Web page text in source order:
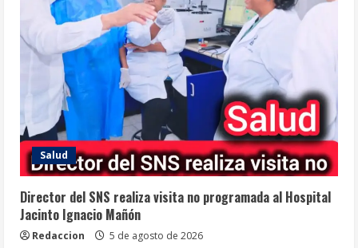
Salud
Director del SNS realiza visita no programada al Hospital
Jacinto Ignacio Mañón
Redaccion 5 de agosto de 2026